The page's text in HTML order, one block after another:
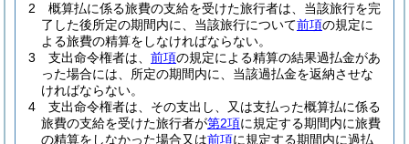
2
概算払に係る旅費の支給を受けた旅行者は、当該旅行を完
了した後所定の期間内に、当該旅行について前項の規定に
よる旅費の精算をしなければならない。
3
支出命令権者は、 前項の規定による精算の結果過払金があ
った場合には、所定の期間内に、当該過払金を返納させな
ければならない。
4
支出命令権者は、その支出し、又は支払った概算払に係る
旅費の支給を受けた旅行者が第2項に規定する期間内に旅費
の精算をしなかった場合又は前項に規定する期間内に過払